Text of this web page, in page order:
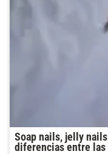
Soap nails, jelly
diferencias entre las